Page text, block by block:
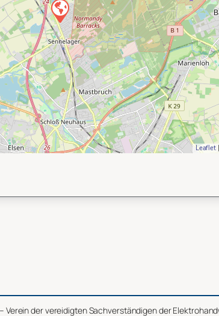
Leaflet
– Verein der vereidigten Sachverständigen der